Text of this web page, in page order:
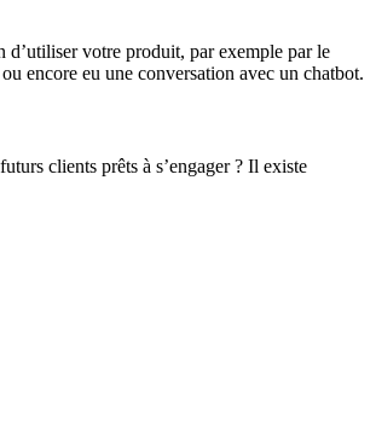
d’utiliser votre produit, par exemple par le
encore eu une conversation avec un chatbot.
clients prêts à s’engager ? Il existe